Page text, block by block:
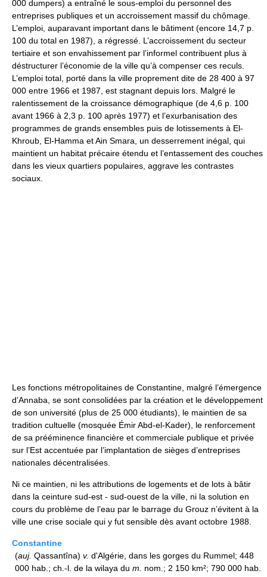
000 dumpers) a entraîné le sous-emploi du personnel des
entreprises publiques et un accroissement massif du chômage.
L’emploi, auparavant important dans le bâtiment (encore 14,7 p.
100 du total en 1987), a régressé. L’accroissement du secteur
tertiaire et son envahissement par l’informel contribuent plus à
déstructurer l’économie de la ville qu’à compenser ces reculs.
L’emploi total, porté dans la ville proprement dite de 28 400 à 97
000 entre 1966 et 1987, est stagnant depuis lors. Malgré le
ralentissement de la croissance démographique (de 4,6 p. 100
avant 1966 à 2,3 p. 100 après 1977) et l’exurbanisation des
programmes de grands ensembles puis de lotissements à El-
Khroub, El-Hamma et Ain Smara, un desserrement inégal, qui
maintient un habitat précaire étendu et l’entassement des couches
dans les vieux quartiers populaires, aggrave les contrastes
sociaux.
Les fonctions métropolitaines de Constantine, malgré l’émergence
d’Annaba, se sont consolidées par la création et le développement
de son université (plus de 25 000 étudiants), le maintien de sa
tradition cultuelle (mosquée Émir Abd-el-Kader), le renforcement
de sa prééminence financière et commerciale publique et privée
sur l’Est accentuée par l’implantation de sièges d’entreprises
nationales décentralisées.
Ni ce maintien, ni les attributions de logements et de lots à bâtir
dans la ceinture sud-est - sud-ouest de la ville, ni la solution en
cours du problème de l’eau par le barrage du Grouz n’évitent à la
ville une crise sociale qui y fut sensible dès avant octobre 1988.
Constantine
(auj. Qassantîna) v. d'Algérie, dans les gorges du Rummel; 448
000 hab.; ch.-l. de la wilaya du m. nom.; 2 150 km²; 790 000 hab.